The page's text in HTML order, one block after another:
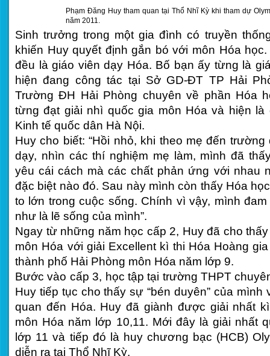
Phạm Đăng Huy tham quan tại Thổ Nhĩ Kỳ khi tham dự
năm 2011.
Sinh trưởng trong một gia đình có truyền
khiến Huy quyết định gắn bó với môn Hóa
đều là giáo viên dạy Hóa. Bố bạn ấy từng là
hiện đang công tác tại Sở GD-ĐT TP Hải
Trường ĐH Hải Phòng chuyên về phần Hóa
từng đạt giải nhì quốc gia môn Hóa và hiện
Kinh tế quốc dân Hà Nội.
Huy cho biết: “Hồi nhỏ, khi theo mẹ đến
dạy, nhìn các thí nghiệm mẹ làm, mình đã
yêu cái cách mà các chất phản ứng với nhau
đặc biệt nào đó. Sau này mình còn thấy Hóa
to lớn trong cuộc sống. Chính vì vậy, mình
như là lẽ sống của mình”.
Ngay từ những năm học cấp 2, Huy đã cho
môn Hóa với giải Excellent kì thi Hóa Hoàng
thành phố Hải Phòng môn Hóa năm lớp 9.
Bước vào cấp 3, học tập tại trường THPT
Huy tiếp tục cho thấy sự “bén duyên” của
quan đến Hóa. Huy đã giành được giải nhất
môn Hóa năm lớp 10,11. Mới đây là giải nhất
lớp 11 và tiếp đó là huy chương bạc (HCB)
diễn ra tại Thổ Nhĩ Kỳ.